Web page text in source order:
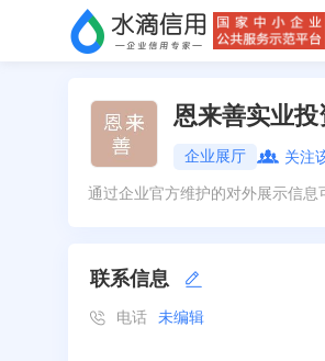
恩来善实业
企业展厅 关注
通过企业官方维护的对外展示信
联系信息
电话 未编辑